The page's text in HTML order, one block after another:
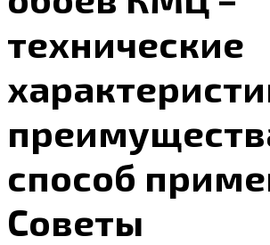
технические
способ
Советы